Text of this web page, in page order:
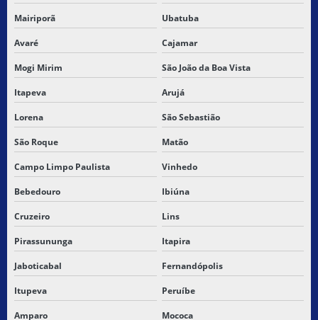
SERVIÇO DE ENTREGA INTERMUNICIPAL
SERVIÇO DE ENTREGA PARA LOJA VIRTUAL
SERVIÇO DE ENTREGA NACIONAL
SERVIÇO DE ENTREGA PARTICULAR
SERVIÇO DE ENTREGA RAPIDA SP
SERVIÇO DE TRANSPORTE DE CARGA
SERVIÇOS DE ENTREGA ONLINE
TABELA DE CARGAS FRACIONADAS
TRANSPORTADORA PARA BALSAS MARANHÃO
Mairiporã Ubatuba
Avaré Cajamar
Mogi Mirim São João da Boa Vista
Itapeva Arujá
Lorena São Sebastião
São Roque Matão
Campo Limpo Paulista Vinhedo
Bebedouro Ibiúna
Cruzeiro Lins
Pirassununga Itapira
Jaboticabal Fernandópolis
Itupeva Peruíbe
Amparo Mococa